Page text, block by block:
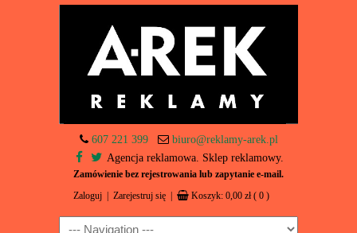
607 221 399
biuro@reklamy-arek.pl
Agencja reklamowa. Sklep reklamowy.
Zamówienie bez rejestrowania lub zapytanie e-mail.
Zaloguj Zarejestruj się Koszyk: 0,00 zł ( 0 )
Navigation